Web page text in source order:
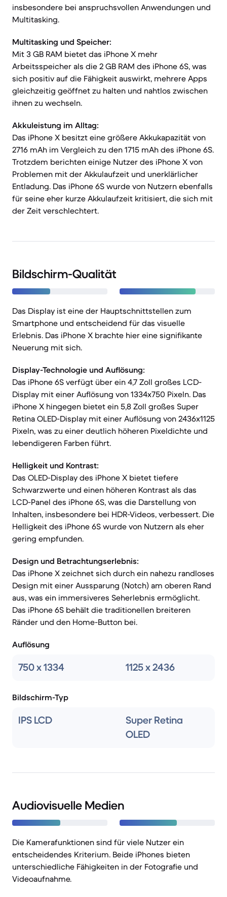
insbesondere bei anspruchsvollen Anwendungen und
Multitasking.
Multitasking und Speicher:
Mit 3 GB RAM bietet das iPhone X mehr
Arbeitsspeicher als die 2 GB RAM des iPhone 6S, was
sich positiv auf die Fähigkeit auswirkt, mehrere Apps
gleichzeitig geöffnet zu halten und nahtlos zwischen
ihnen zu wechseln.
Akkuleistung im Alltag:
Das iPhone X besitzt eine größere Akkukapazität von
2716 mAh im Vergleich zu den 1715 mAh des iPhone 6S.
Trotzdem berichten einige Nutzer des iPhone X von
Problemen mit der Akkulaufzeit und unerklärlicher
Entladung. Das iPhone 6S wurde von Nutzern ebenfalls
für seine eher kurze Akkulaufzeit kritisiert, die sich mit
der Zeit verschlechtert.
Bildschirm-Qualität
Das Display ist eine der Hauptschnittstellen zum
Smartphone und entscheidend für das visuelle
Erlebnis. Das iPhone X brachte hier eine signifikante
Neuerung mit sich.
Display-Technologie und Auflösung:
Das iPhone 6S verfügt über ein 4,7 Zoll großes LCD-
Display mit einer Auflösung von 1334x750 Pixeln. Das
iPhone X hingegen bietet ein 5,8 Zoll großes Super
Retina OLED-Display mit einer Auflösung von 2436x1125
Pixeln, was zu einer deutlich höheren Pixeldichte und
lebendigeren Farben führt.
Helligkeit und Kontrast:
Das OLED-Display des iPhone X bietet tiefere
Schwarzwerte und einen höheren Kontrast als das
LCD-Panel des iPhone 6S, was die Darstellung von
Inhalten, insbesondere bei HDR-Videos, verbessert. Die
Helligkeit des iPhone 6S wurde von Nutzern als eher
gering empfunden.
Design und Betrachtungserlebnis:
Das iPhone X zeichnet sich durch ein nahezu randloses
Design mit einer Aussparung (Notch) am oberen Rand
aus, was ein immersiveres Seherlebnis ermöglicht.
Das iPhone 6S behält die traditionellen breiteren
Ränder und den Home-Button bei.
Auflösung
750 x 1334 1125 x 2436
Bildschirm-Typ
IPS LCD
Super Retina
OLED
Audiovisuelle Medien
Die Kamerafunktionen sind für viele Nutzer ein
entscheidendes Kriterium. Beide iPhones bieten
unterschiedliche Fähigkeiten in der Fotografie und
Videoaufnahme.